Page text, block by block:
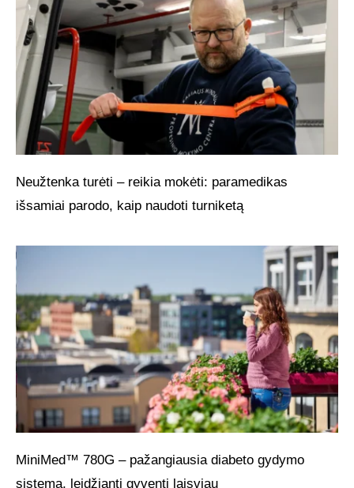
Neužtenka turėti – reikia mokėti: paramedikas
išsamiai parodo, kaip naudoti turniketą
MiniMed™ 780G – pažangiausia diabeto gydymo
sistema, leidžianti gyventi laisviau